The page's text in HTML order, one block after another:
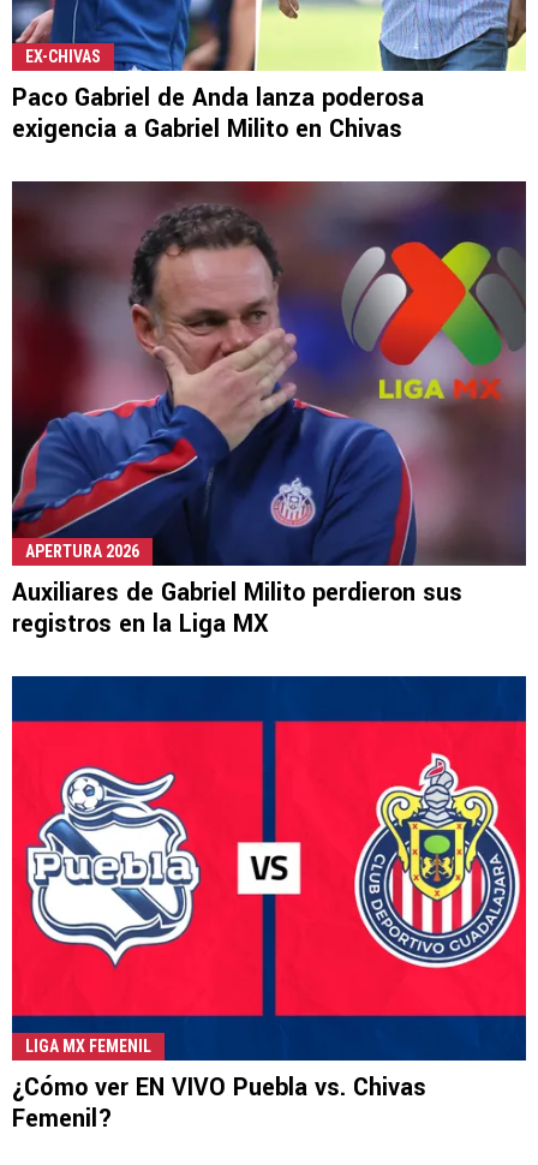
EX-CHIVAS
Paco Gabriel de Anda lanza poderosa
exigencia a Gabriel Milito en Chivas
APERTURA 2026
Auxiliares de Gabriel Milito perdieron sus
registros en la Liga MX
LIGA MX FEMENIL
¿Cómo ver EN VIVO Puebla vs. Chivas
Femenil?